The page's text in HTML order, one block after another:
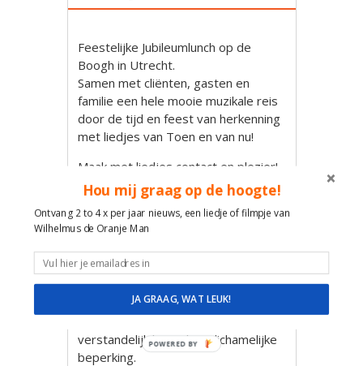
Feestelijke Jubileumlunch op de
Boogh in Utrecht.
Samen met cliënten, gasten en
familie een hele mooie muzikale reis
door de tijd en feest van herkenning
met liedjes van Toen en van nu!
Maak met liedjes contact en plezier!
Wilhelmus de Oranje Man –
Troubadour Utrecht
Muzikale reis door de tijd en feest
van herkenning met Hollandse
liedjes van Toen en nu!
Veel ervaring, plezier, ruimte en
geduld in de omgang met mensen
verstandelijk beperking, lichamelijke
beperking.
Hou mij graag op de hoogte!
Ontvang 2 to 4 x per jaar nieuws, een liedje of filmpje van
Wilhelmus de Oranje Man
JA GRAAG, WAT LEUK!
POWERED BY